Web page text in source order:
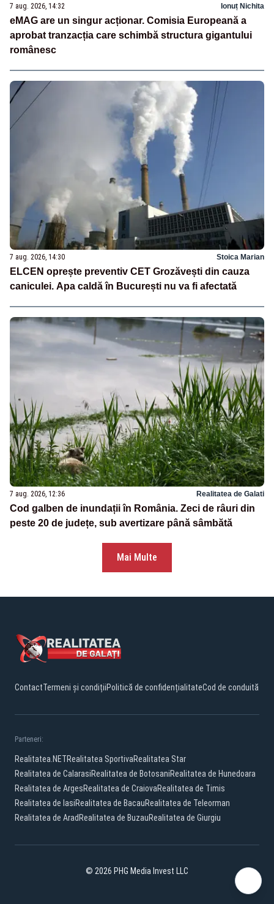
7 aug. 2026, 14:32 Ionuț Nichita
eMAG are un singur acționar. Comisia Europeană a
aprobat tranzacția care schimbă structura gigantului
românesc
7 aug. 2026, 14:30 Stoica Marian
ELCEN oprește preventiv CET Grozăvești din cauza
caniculei. Apa caldă în București nu va fi afectată
7 aug. 2026, 12:36 Realitatea de Galati
Cod galben de inundații în România. Zeci de râuri din
peste 20 de județe, sub avertizare până sâmbătă
Mai Multe
ContactTermeni și condițiiPolitică de confidențialitateCod de conduită
Parteneri:
Realitatea.NETRealitatea SportivaRealitatea Star
Realitatea de CalarasiRealitatea de BotosaniRealitatea de Hunedoara
Realitatea de ArgesRealitatea de CraiovaRealitatea de Timis
Realitatea de IasiRealitatea de BacauRealitatea de Teleorman
Realitatea de Arad Realitatea de BuzauRealitatea de Giurgiu
© 2026 PHG Media Invest LLC